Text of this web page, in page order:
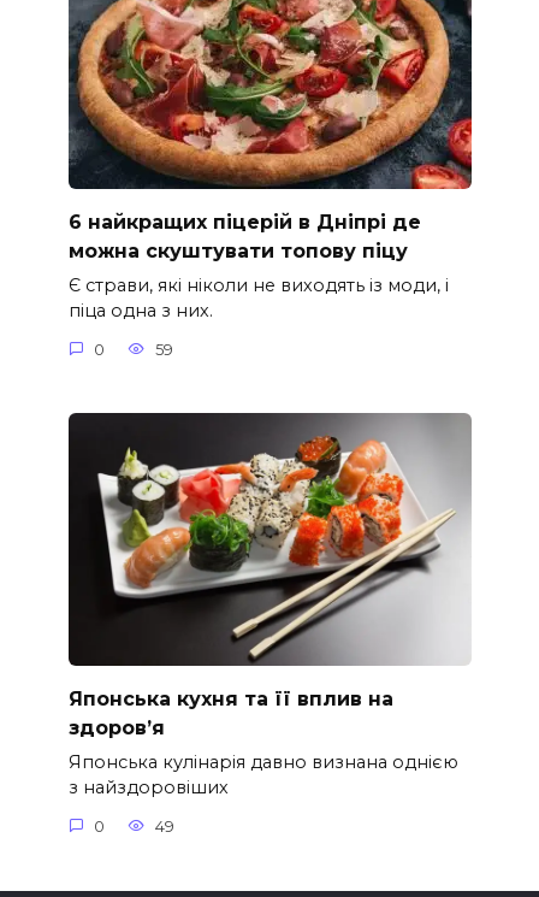
6 найкращих піцерій в Дніпрі де
можна скуштувати топову піцу
Є страви, які ніколи не виходять із моди, і
піца одна з них.
0 59
Японська кухня та її вплив на
здоров’я
Японська кулінарія давно визнана однією
з найздоровіших
0 49